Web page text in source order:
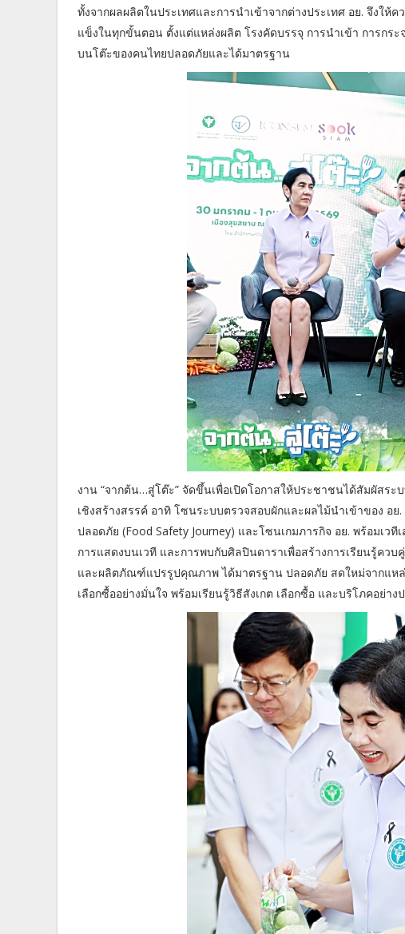
ทั้งจากผลผลิตในประเทศและการนำเข้าจากต่างประเทศ อย. จึงให้
แข็งในทุกขั้นตอน ตั้งแต่แหล่งผลิต โรงคัดบรรจุ การนำเข้า การกร
บนโต๊ะของคนไทยปลอดภัยและได้มาตรฐาน
งาน “จากต้น…สู่โต๊ะ” จัดขึ้นเพื่อเปิดโอกาสให้ประชาชนได้สัมผัสร
เชิงสร้างสรรค์ อาทิ โซนระบบตรวจสอบผักและผลไม้นำเข้าของ อ
ปลอดภัย (Food Safety Journey) และโซนเกมภารกิจ อย. พร้อมเว
การแสดงบนเวที และการพบกับศิลปินดาราเพื่อสร้างการเรียนรู้ค
และผลิตภัณฑ์แปรรูปคุณภาพ ได้มาตรฐาน ปลอดภัย สดใหม่จากแห
เลือกซื้ออย่างมั่นใจ พร้อมเรียนรู้วิธีสังเกต เลือกซื้อ และบริโภคอย่าง